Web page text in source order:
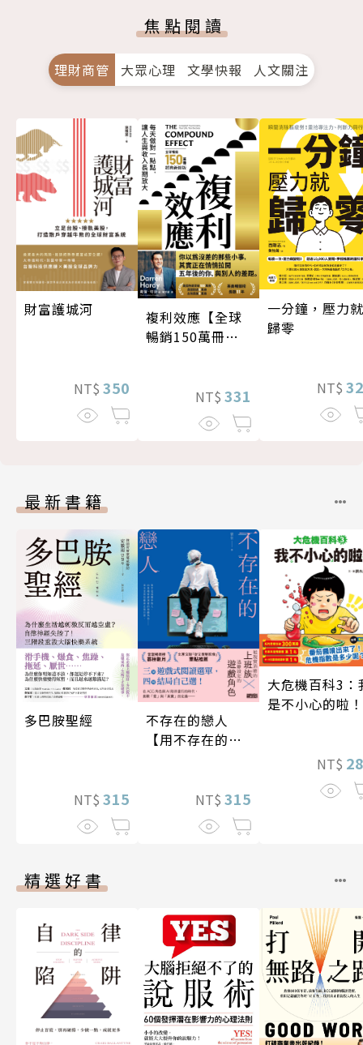
焦點閱讀
理財商管 大眾心理 文學快報 人文關注
財富護城河
NT$ 350
複利效應【全球
暢銷150萬冊・
NT$ 331
一分鐘，壓力就
歸零
NT$
最新書籍
多巴胺聖經
NT$ 315
不存在的戀人
【用不存在的
NT$ 315
大危機百科3：
是不小心的啦！
NT$
精選好書